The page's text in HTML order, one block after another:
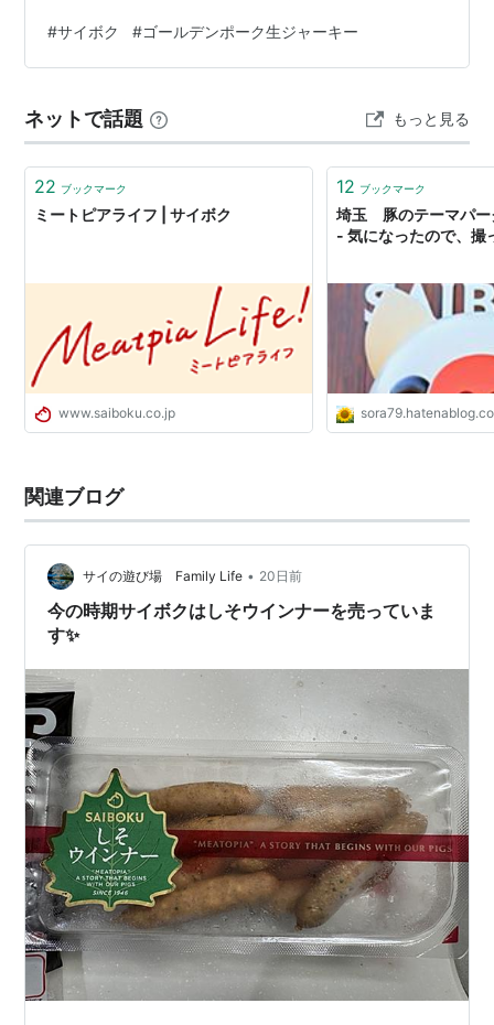
す。 ハムのギフトやウインナーソーセージのお店【サイ
ボク】 【WEB限定】サイボクはじめてのお味見セット
返し 贈り物 贈答品 ベーコン ショルダーベーコン ウイン
ナー マスタード 詰め合わせ 肉 豚肉 お取り寄せグルメ…
#サイボク #ゴールデンポーク生ジャーキー
ネットで話題 もっと見る
22 ブックマーク
ミートピアライフ | サイボク
www.saiboku.co.jp
12 ブックマーク
埼玉 豚のテーマパー
- 気になったので、撮
関連ブログ
サイの遊び場 Family Life • 20日前
今の時期サイボクはしそウインナーを売っていま
す✨